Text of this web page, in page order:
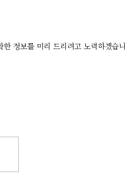
정보를 미리 드리려고 노력하겠습니